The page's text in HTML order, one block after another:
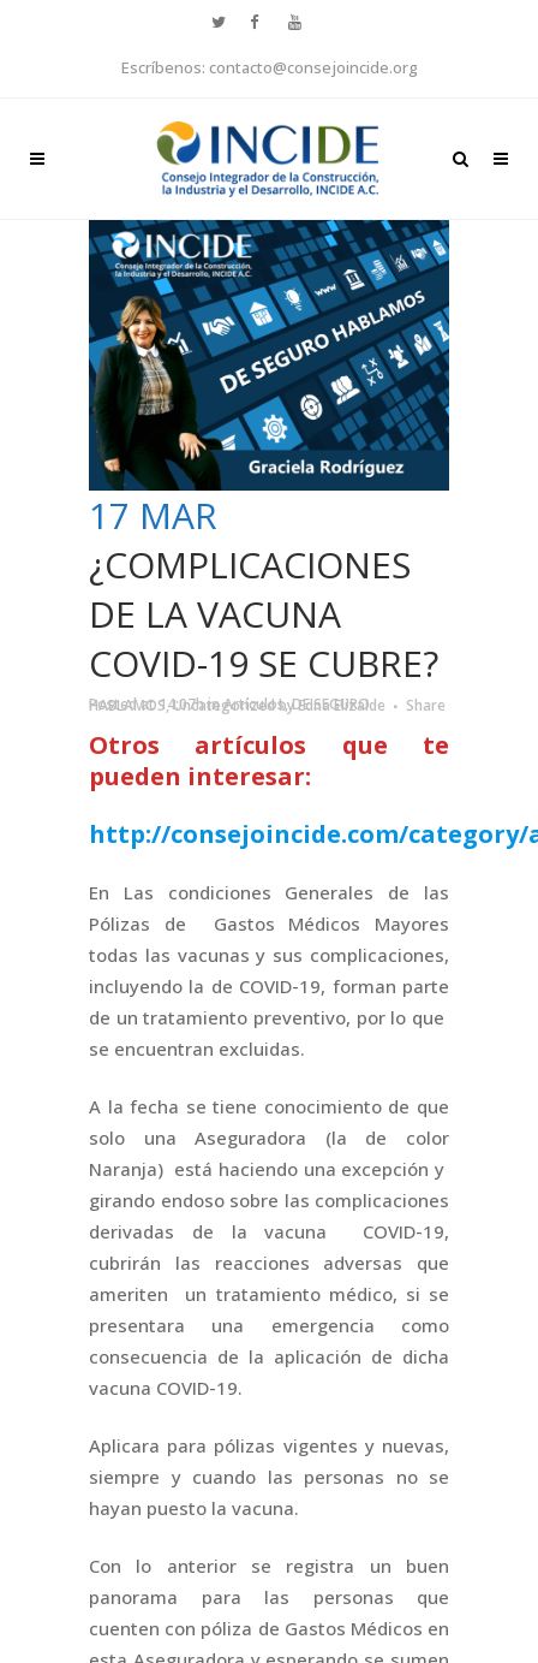
Escríbenos: contacto@consejoincide.org
17 MAR
¿COMPLICACIONES
DE LA VACUNA
COVID-19 SE CUBRE?
Posted at 14:07hinArtículos,
DE SEGURO HABLAMOS,UncategorizedbyEdna Elizalde Share
Otros artículos que te
pueden interesar:
http://consejoincide.com/
En Las condiciones Generales de las
Pólizas de Gastos Médicos Mayores
todas las vacunas y sus complicaciones,
incluyendo la de COVID-19, forman parte
de un tratamiento preventivo, por lo que
se encuentran excluidas.
A la fecha se tiene conocimiento de que
solo una Aseguradora (la de color
Naranja) está haciendo una excepción y
girando endoso sobre las complicaciones
derivadas de la vacuna COVID-19,
cubrirán las reacciones adversas que
ameriten un tratamiento médico, si se
presentara una emergencia como
consecuencia de la aplicación de dicha
vacuna COVID-19.
Aplicara para pólizas vigentes y nuevas,
siempre y cuando las personas no se
hayan puesto la vacuna.
Con lo anterior se registra un buen
panorama para las personas que
cuenten con póliza de Gastos Médicos en